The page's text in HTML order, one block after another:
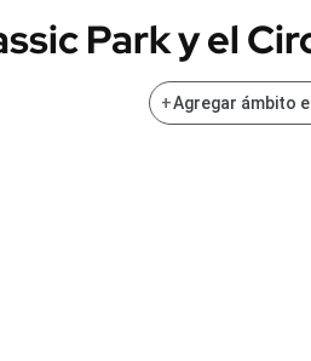
Sustentabilidad
ENERGY REPORT
Park y el
+Agregar ámbito